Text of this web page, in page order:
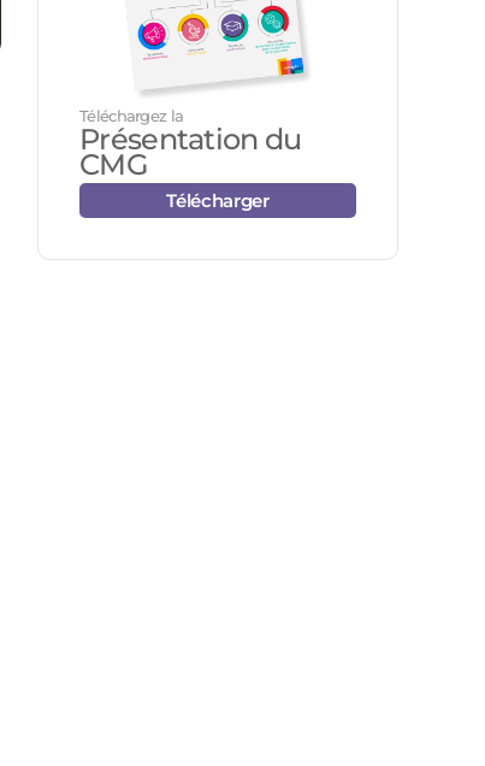
Téléchargez la
Présentation du
CMG
Télécharger